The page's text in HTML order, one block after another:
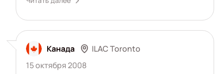
Канада
ILAC Toronto
15 октября 2008